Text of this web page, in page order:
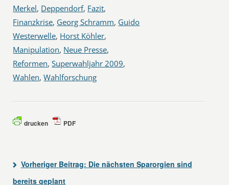
Merkel, Deppendorf, Fazit,
Finanzkrise, Georg Schramm, Guido
Westerwelle, Horst Köhler,
Manipulation, Neue Presse,
Reformen,Superwahljahr 2009,
Wahlen,Wahlforschung
drucken PDF
Vorheriger Beitrag: Die nächsten Sparorgien sind
bereits geplant